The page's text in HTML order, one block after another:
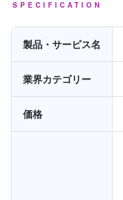
SPECIFICATION
製品・サービス名
業界カテゴリー
価格